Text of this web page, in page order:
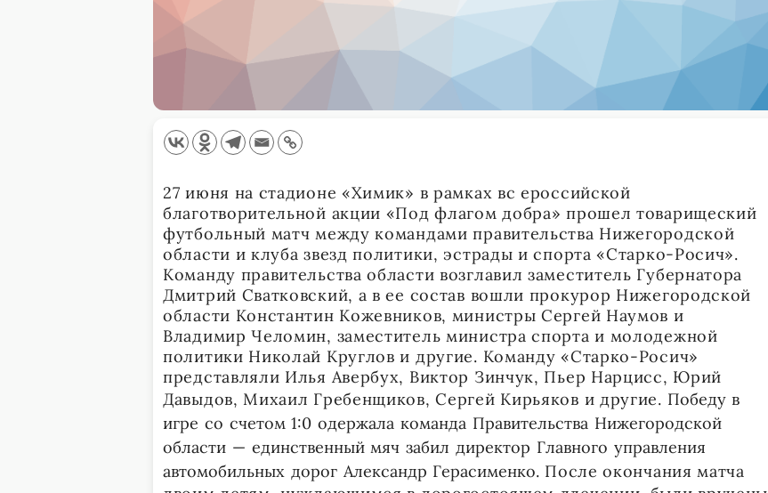
27 июня на стадионе «Химик» в рамках вс ероссийской
благотворительной акции «Под флагом добра» прошел товарищеский
футбольный матч между командами правительства Нижегородской
области и клуба звезд политики, эстрады и спорта «Старко-Росич».
Команду правительства области возглавил заместитель Губернатора
Дмитрий Сватковский, а в ее состав вошли прокурор Нижегородской
области Константин Кожевников, министры Сергей Наумов и
Владимир Челомин, заместитель министра спорта и молодежной
политики Николай Круглов и другие. Команду «Старко-Росич»
представляли Илья Авербух, Виктор Зинчук, Пьер Нарцисс, Юрий
Давыдов, Михаил Гребенщиков, Сергей Кирьяков и другие. Победу в
игре со счетом 1:0 одержала команда Правительства Нижегородской
области — единственный мяч забил директор Главного управления
автомобильных дорог Александр Герасименко. После окончания матча